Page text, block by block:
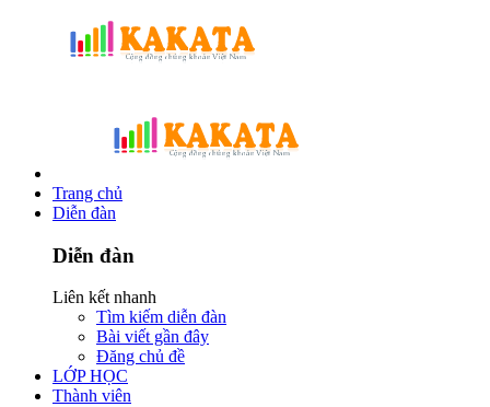
Trang chủ
Diễn đàn
Diễn đàn
Liên kết nhanh
Tìm kiếm diễn đàn
Bài viết gần đây
Đăng chủ đề
LỚP HỌC
Thành viên